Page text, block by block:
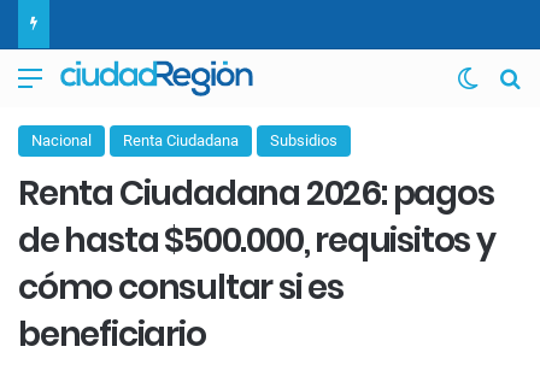
Menú
Nacional Renta Ciudadana Subsidios
Renta Ciudadana 2026: pagos
de hasta $500.000, requisitos y
cómo consultar si es
beneficiario